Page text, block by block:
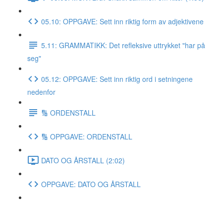
05.10: OPPGAVE: Sett inn riktig form av adjektivene
5.11: GRAMMATIKK: Det refleksive uttrykket "har på
seg"
05.12: OPPGAVE: Sett inn riktig ord i setningene
nedenfor
🔢 ORDENSTALL
🔢 OPPGAVE: ORDENSTALL
DATO OG ÅRSTALL (2:02)
OPPGAVE: DATO OG ÅRSTALL